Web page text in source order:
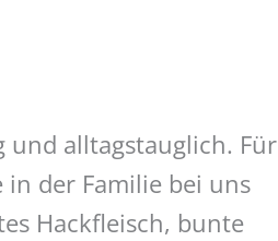
und alltagstauglich. Für
der Familie bei uns
Hackfleisch, bunte